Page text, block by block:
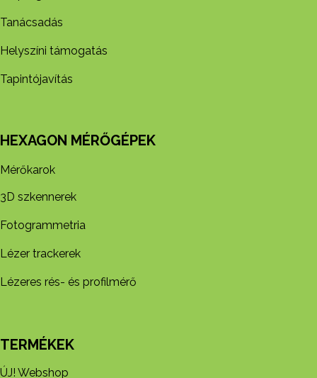
Tanácsadás
Helyszíni támogatás
Tapintójavítás
HEXAGON MÉRŐGÉPEK
Mérőkarok
3D szkennerek
Fotogrammetria
Lézer trackerek
Lézeres rés- és profilmérő
TERMÉKEK
ÚJ! Webshop